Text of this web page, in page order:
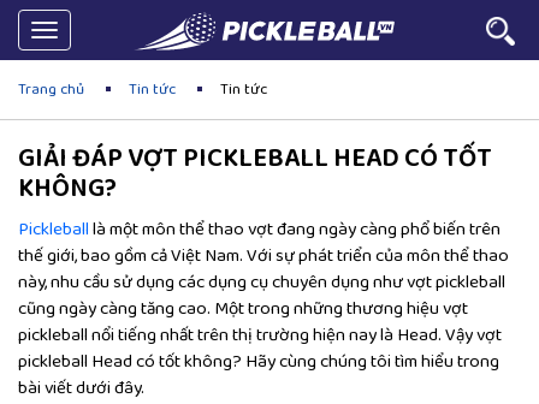
Toggle
navigation
Trang chủ Tin tức Tin tức
GIẢI ĐÁP VỢT PICKLEBALL HEAD CÓ TỐT
KHÔNG?
Pickleballlà một môn thể thao vợt đang ngày càng phổ biến trên
thế giới, bao gồm cả Việt Nam. Với sự phát triển của môn thể thao
này, nhu cầu sử dụng các dụng cụ chuyên dụng như vợt pickleball
cũng ngày càng tăng cao. Một trong những thương hiệu vợt
pickleball nổi tiếng nhất trên thị trường hiện nay là Head. Vậy vợt
pickleball Head có tốt không? Hãy cùng chúng tôi tìm hiểu trong
bài viết dưới đây.